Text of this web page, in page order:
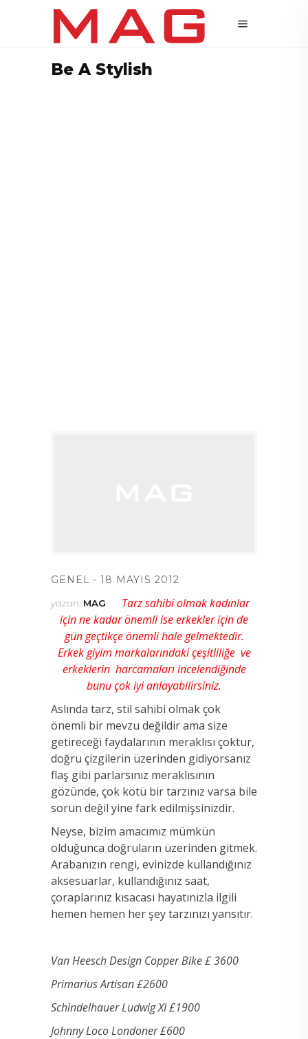
Be A Stylish
GENEL 18 MAYIS 2012
yazan: MAG
Tarz sahibi olmak kadınlar
için ne kadar önemli ise erkekler için de
gün geçtikçe önemli hale gelmektedir.
Erkek giyim markalarındakiçeşitliliğe ve
erkeklerin harcamaları incelendiğinde
bunu çok iyi anlayabilirsiniz.
Aslında tarz, stil sahibi olmak çok
önemli bir mevzu değildir ama size
getireceği faydalarının meraklısı çoktur,
doğru çizgilerin üzerinden gidiyorsanız
flaş gibi parlarsınız meraklısının
gözünde, çok kötü bir tarzınız varsa bile
sorun değil yine fark edilmişsinizdir.
Neyse, bizim amacımız mümkün
olduğunca doğruların üzerinden gitmek.
Arabanızın rengi, evinizde kullandığınız
aksesuarlar, kullandığınız saat,
çoraplarınız kısacası hayatınızla ilgili
hemen hemen her şey tarzınızı yansıtır.
Van Heesch Design Copper Bike £ 3600
Primarius Artisan £2600
Schindelhauer Ludwig XI £1900
Johnny Loco Londoner £600